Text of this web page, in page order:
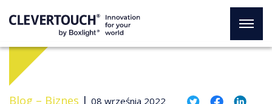
Blog – Biznes | 08 września 2022